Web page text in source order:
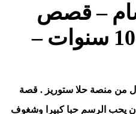
– قصص
أطفال لعمر 4-10 سنوات –
من منصة حلا ستوريز . قصة
يحب الرسم حبا كبيرا وشغوف